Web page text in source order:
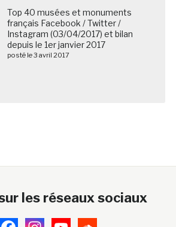
Top 40 musées et monuments
français Facebook / Twitter /
Instagram (03/04/2017) et bilan
depuis le 1er janvier 2017
posté le 3 avril 2017
les réseaux sociaux